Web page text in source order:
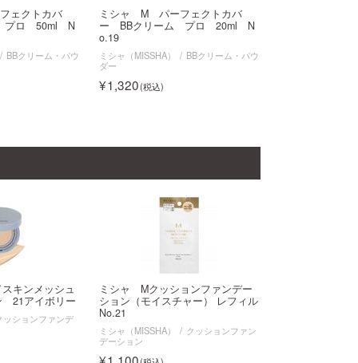
ェクトカバ
プロ 50ml N
BBクリーム・パウ
ミシャ M パーフェクトカバ
ー BBクリーム プロ 20ml N
o.19
ミシャ（MISSHA）
BBクリーム・パウ
ダー
1,320
キンメッシュ
21アイボリー
ッションファンデ
ミシャ Mクッションファンデー
ション（モイスチャー） レフィル
No.21
ミシャ（MISSHA）
クッションファン
デーション
1,100